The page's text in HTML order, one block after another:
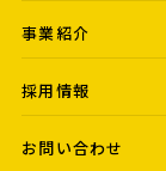
事業紹介
採用情報
お問い合わせ